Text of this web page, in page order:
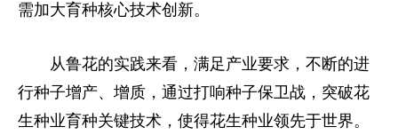
需加大育种核心技术创新。
从鲁花的实践来看，满足产业要求，不断的进
行种子增产、增质，通过打响种子保卫战，突破花
生种业育种关键技术，使得花生种业领先于世界。